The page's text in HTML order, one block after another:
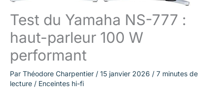
Test du Yamaha NS-777 :
haut-parleur 100 W
performant
Par Théodore Charpentier / 15 janvier 2026 / 7 minutes de
lecture / Enceintes hi-fi